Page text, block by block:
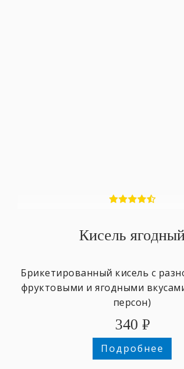
Кисель
Брикетированный кисель с
фруктовыми и ягодными
персон)
340 ₽
Подробнее